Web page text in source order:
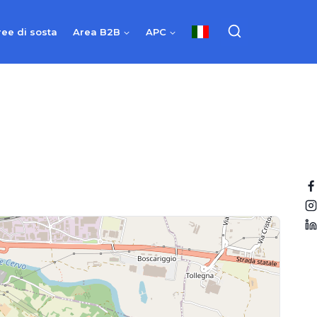
di sosta Area B2B APC